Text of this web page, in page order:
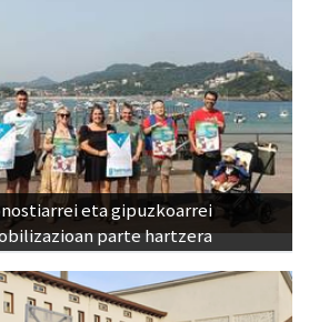
eta gipuzkoarrei
parte hartzera